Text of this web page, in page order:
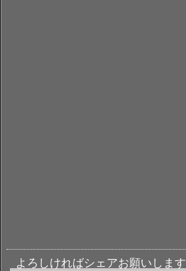
よろしければシェアお願いします